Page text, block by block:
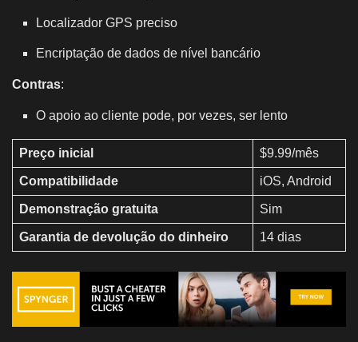
Localizador GPS preciso
Encriptação de dados de nível bancário
Contras:
O apoio ao cliente pode, por vezes, ser lento
Preço inicial $9.99/mês
Compatibilidade iOS, Android
Demonstração gratuita Sim
Garantia de devolução do dinheiro 14 dias